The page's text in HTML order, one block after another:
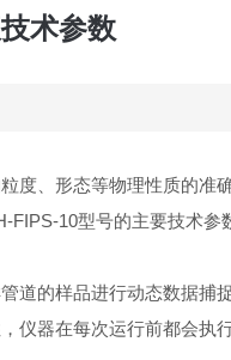
术参数
、形态等物理性质的准
10型号的主要技术参
的样品进行动态数据捕
仪器在每次运行前都会执